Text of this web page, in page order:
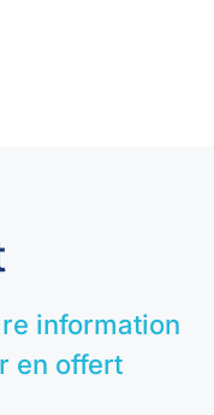
information
en offert